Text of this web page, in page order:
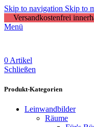
Skip to navigation Skip to
Versandkostenfrei
Menü
0 Artikel
Schließen
Produkt-Kategorien
Leinwandbilder
Räume